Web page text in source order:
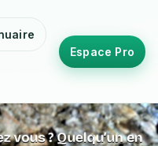
Espace Pro